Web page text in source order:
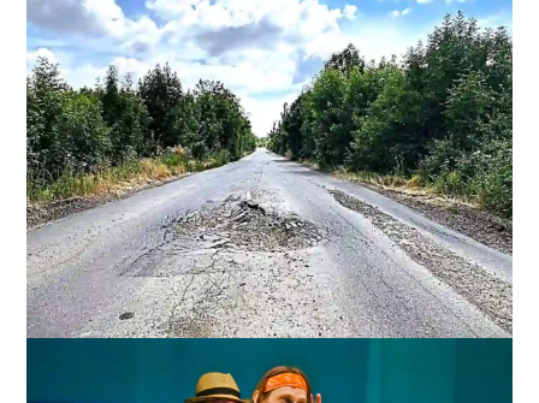
Почему из сел Одесской области исчезли автобусы и